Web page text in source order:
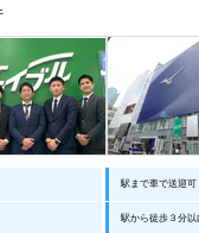
駅まで車で送迎可
駅から徒歩３分以